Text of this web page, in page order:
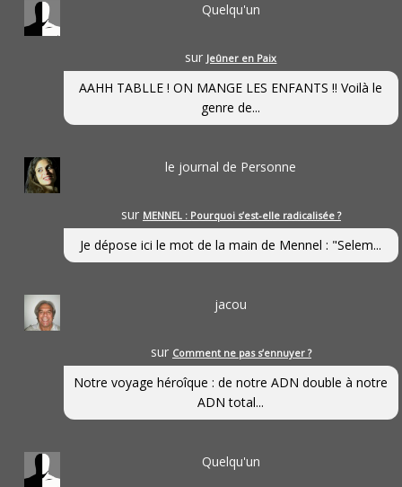
Quelqu'un
sur Jeûner en Paix
AAHH TABLLE ! ON MANGE LES ENFANTS !! Voilà le
genre de...
le journal de Personne
sur MENNEL : Pourquoi s’est-elle radicalisée ?
Je dépose ici le mot de la main de Mennel : "Selem...
jacou
sur Comment ne pas s’ennuyer ?
Notre voyage héroîque : de notre ADN double à notre
ADN total...
Quelqu'un